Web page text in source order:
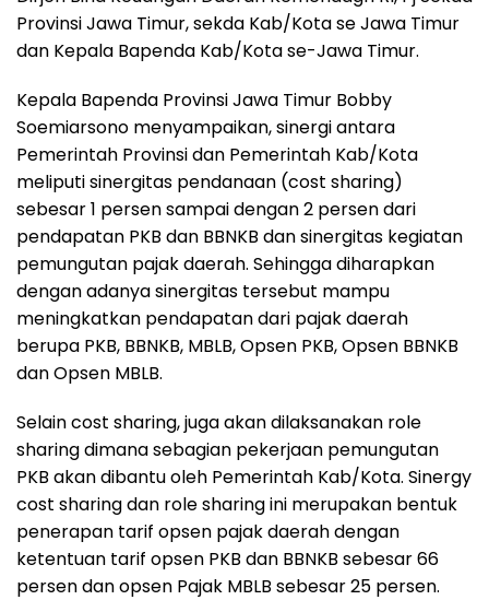
Provinsi Jawa Timur, sekda Kab/Kota se Jawa Timur
dan Kepala Bapenda Kab/Kota se-Jawa Timur.
Kepala Bapenda Provinsi Jawa Timur Bobby
Soemiarsono menyampaikan, sinergi antara
Pemerintah Provinsi dan Pemerintah Kab/Kota
meliputi sinergitas pendanaan (cost sharing)
sebesar 1 persen sampai dengan 2 persen dari
pendapatan PKB dan BBNKB dan sinergitas kegiatan
pemungutan pajak daerah. Sehingga diharapkan
dengan adanya sinergitas tersebut mampu
meningkatkan pendapatan dari pajak daerah
berupa PKB, BBNKB, MBLB, Opsen PKB, Opsen BBNKB
dan Opsen MBLB.
Selain cost sharing, juga akan dilaksanakan role
sharing dimana sebagian pekerjaan pemungutan
PKB akan dibantu oleh Pemerintah Kab/Kota. Sinergy
cost sharing dan role sharing ini merupakan bentuk
penerapan tarif opsen pajak daerah dengan
ketentuan tarif opsen PKB dan BBNKB sebesar 66
persen dan opsen Pajak MBLB sebesar 25 persen.